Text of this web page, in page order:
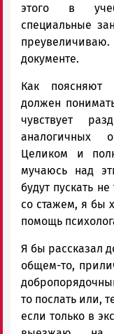
этого в
специальные
документе.
Как поясняют
должен
чувствует
аналогичных
Целиком и
мучаюсь над
будут пускать
со стажем, я бы
помощь
Я бы рассказал
общем-то,
то послать или,
если только в